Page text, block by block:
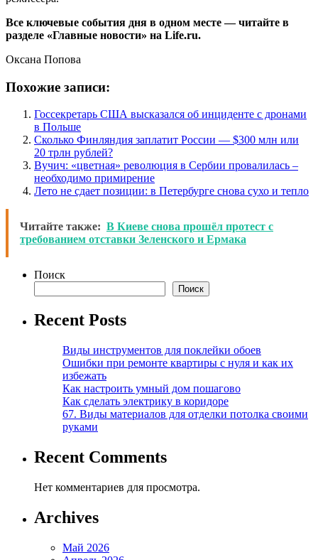
Все ключевые события дня в одном месте — читайте в
разделе «Главные новости» на Life.ru.
Оксана Попова
Похожие записи:
Госсекретарь США высказался об инциденте с дронами
в Польше
Сколько Финляндия заплатит России — $300 млн или
20 трлн рублей?
Вучич: «цветная» революция в Сербии провалилась –
необходимо примирение
Лето не сдает позиции: в Петербурге снова сухо и тепло
Читайте также: В Киеве снова прошёл протест с
требованием отставки Зеленского и Ермака
Поиск
Поиск
Recent Posts
Виды инструментов для поклейки обоев
Ошибки при ремонте квартиры с нуля и как их
избежать
Как настроить умный дом пошагово
Как сделать электрику в коридоре
67. Виды материалов для отделки потолка своими
руками
Recent Comments
Нет комментариев для просмотра.
Archives
Май 2026